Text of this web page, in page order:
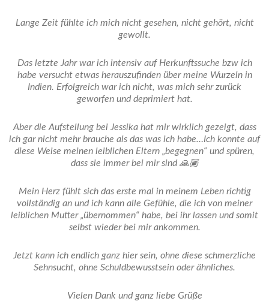
Lange Zeit fühlte ich mich nicht gesehen, nicht gehört, nicht
gewollt.
Das letzte Jahr war ich intensiv auf Herkunftssuche bzw ich
habe versucht etwas herauszufinden über meine Wurzeln in
Indien. Erfolgreich war ich nicht, was mich sehr zurück
geworfen und deprimiert hat.
Aber die Aufstellung bei Jessika hat mir wirklich gezeigt, dass
ich gar nicht mehr brauche als das was ich habe…Ich konnte auf
diese Weise meinen leiblichen Eltern „begegnen“ und spüren,
dass sie immer bei mir sind 🙏🏾
Mein Herz fühlt sich das erste mal in meinem Leben richtig
vollständig an und ich kann alle Gefühle, die ich von meiner
leiblichen Mutter „übernommen“ habe, bei ihr lassen und somit
selbst wieder bei mir ankommen.
Jetzt kann ich endlich ganz hier sein, ohne diese schmerzliche
Sehnsucht, ohne Schuldbewusstsein oder ähnliches.
Vielen Dank und ganz liebe Grüße